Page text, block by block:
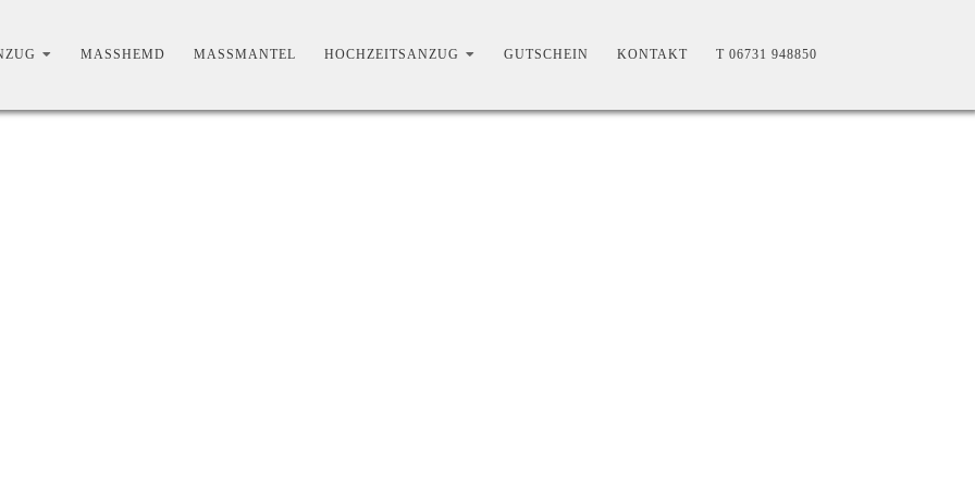
MASSHEMD MASSMANTEL HOCHZEITSANZUG GUTSCHEIN KONTAKT T 06731 948850